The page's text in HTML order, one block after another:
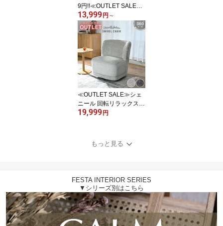
9円!!≪OUTLET SALE≫
テディ リラックスチェア
チェア ソファ もこもこ
チェア パーソナルチェア
ミニマルデザイン 1人掛
け 3色展開 ひとり暮らし
おしゃれ グレージュ オ
フホワイト EWD102
13,999円 ～
≪OUTLET SALE≫シェ
ニール 回転リラックスチ
ェア チェア ソファ パー
感 サロン風チェア ひと
り暮らし 可愛い おしゃ
国カフェ EWD101
19,999円
もっと見る
FESTA INTERIOR SERIES
▼シリーズ別はこちら